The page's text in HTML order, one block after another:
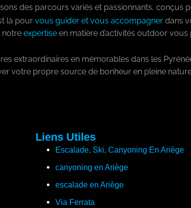
des parcours variés et passionnants, conçus
là pour vous guider et vous accompagner dans
notre expertise en matière d’activités outdoor
extraordinaires en mémorables dans les
votre propre source de bonheur en pleine
Liens Utiles
Escalade, Ski, Canyoning En Ariège
canyoning en Ariège
escalade en Ariège
Via Ferrata